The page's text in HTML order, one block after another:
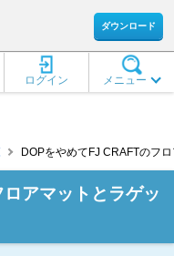
ダウンロード
メニュー
ログイン
DOPをやめてFJ CRAFTのフ
アマットとラゲッ